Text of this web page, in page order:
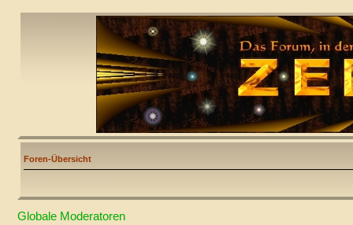
Foren-Übersicht
Globale Moderatoren